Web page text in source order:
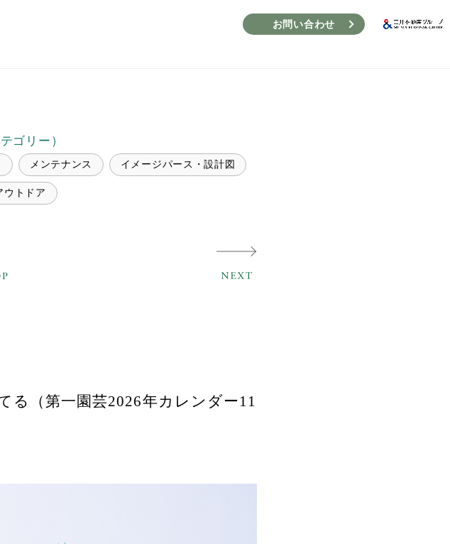
お問い合わせ
ゴリー）
メンテナンス イメージパース・設計図
ウトドア
る（第一園芸2026年カレンダー11